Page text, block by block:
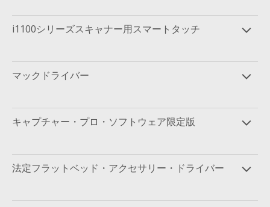
i1100シリーズスキャナー用スマートタッチ
マックドライバー
キャプチャー・プロ・ソフトウェア限定版
法定フラットベッド・アクセサリー・ドライバー